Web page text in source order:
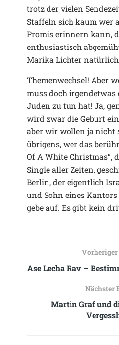
trotz der vielen
Staffeln sich kaum wer
Promis erinnern kann,
enthusiastisch
Marika Lichter
Themenwechsel! Aber
muss doch irgendetwas
Juden zu tun hat! Ja,
wird zwar die Geburt
aber wir wollen ja nicht
übrigens, wer das
Of A White Christmas“,
Single aller Zeiten,
Berlin, der eigentlich
und Sohn eines
gebe auf. Es gibt kein
Vorheriger
Ase Lecha Rav –
Nächster
Martin Graf und